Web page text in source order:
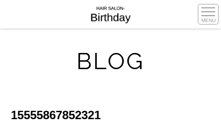
MENU
BLOG
15555867852321